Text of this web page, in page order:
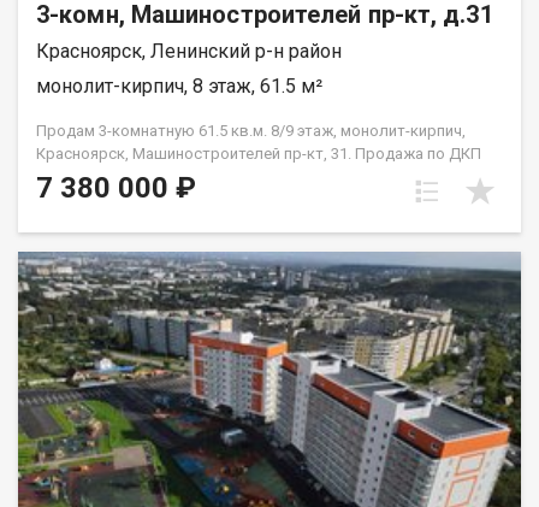
3-комн, Машиностроителей пр-кт, д.31
Красноярск, Ленинский р-н район
монолит-кирпич, 8 этаж, 61.5 м²
Продам 3-комнатную 61.5 кв.м. 8/9 этаж, монолит-кирпич,
Красноярск, Машиностроителей пр-кт, 31. Продажа по ДКП
НЕ ОТ ЗАСТРОЙЩИКА
7 380 000 ₽